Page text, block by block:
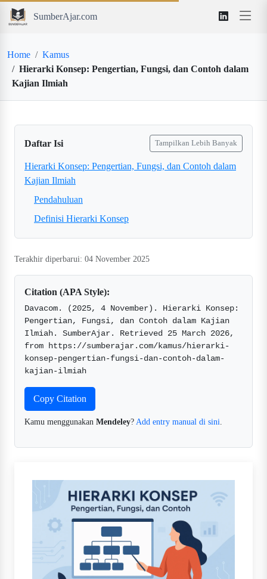
SumberAjar.com
Home
Kamus
Hierarki Konsep: Pengertian, Fungsi, dan Contoh dalam
Kajian Ilmiah
Daftar Isi Tampilkan Lebih Banyak
Hierarki Konsep: Pengertian, Fungsi, dan Contoh dalam
Kajian Ilmiah
Pendahuluan
Definisi Hierarki Konsep
Terakhir diperbarui: 04 November 2025
Citation (APA Style):
Davacom. (2025, 4 November). Hierarki Konsep:
Pengertian, Fungsi, dan Contoh dalam Kajian
Ilmiah. SumberAjar. Retrieved 25 March 2026,
from https://sumberajar.com/kamus/hierarki-
konsep-pengertian-fungsi-dan-contoh-dalam-
kajian-ilmiah
Copy Citation
Kamu menggunakan Mendeley? Add entry manual di sini.